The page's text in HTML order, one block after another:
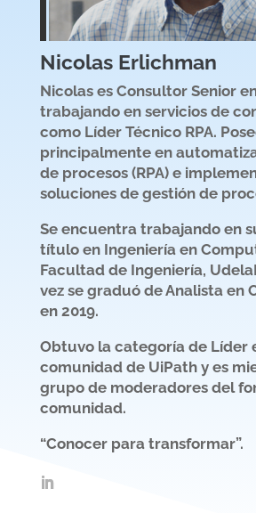
Nicolas Erlichman
Nicolas es Consultor Senior
trabajando en servicios de
como Líder Técnico RPA.
principalmente en
de procesos (RPA) e
soluciones de gestión de
Se encuentra trabajando en
título en Ingeniería en
Facultad de Ingeniería,
vez se graduó de Analista en
en 2019.
Obtuvo la categoría de Líder
comunidad de UiPath y es
grupo de moderadores del
comunidad.
“Conocer para transformar”.